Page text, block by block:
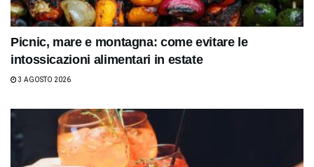
Picnic, mare e montagna: come evitare le
intossicazioni alimentari in estate
3 AGOSTO 2026